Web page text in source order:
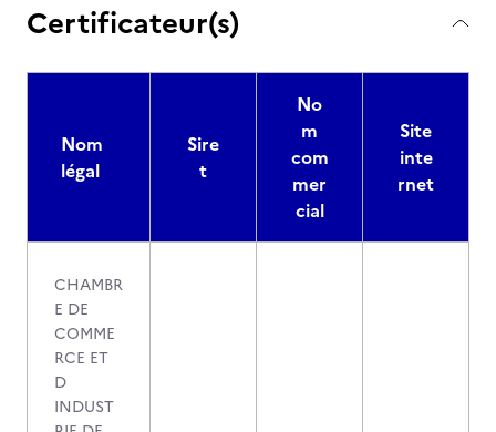
Certificateur(s)
Nom
légal
Sire
t
No
m
com
mer
cial
Site
inte
rnet
CHAMBR
E DE
COMME
RCE ET
D
INDUST